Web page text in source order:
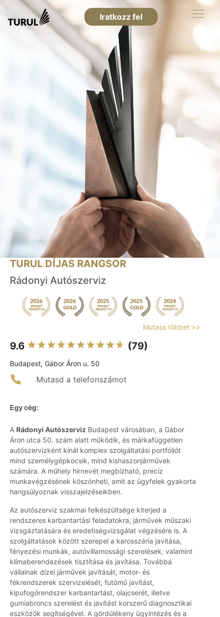
Iratkozz fel
TURUL DÍJAS RANGSOR
Rádonyi Autószerviz
Mutass többet >>
9.6 (79)
Budapest, Gábor Áron u. 50
Mutasd a telefonszámot
Egy cég:
A Rádonyi Autószerviz Budapest városában, a Gábor
Áron utca 50. szám alatt működik, és márkafüggetlen
autószervizként kínál komplex szolgáltatási portfóliót
mind személygépkocsik, mind kishaszonjárművek
számára. A műhely hírnevét megbízható, precíz
munkavégzésének köszönheti, amit az ügyfelek gyakorta
hangsúlyoznak visszajelzéseikben.
Az autószerviz szakmai felkészültsége kiterjed a
rendszeres karbantartási feladatokra, járművek műszaki
vizsgáztatására és eredetiségvizsgálat végzésére is. A
szolgáltatások között szerepel a karosszéria javítása,
fényezési munkák, autóvillamossági szerelések, valamint
klímaberendezések tisztítása és javítása. Továbbá
vállalnak dízel járművek javítását, motor- és
fékrendszerek szervizelését, futómű javítást,
kipufogórendszer karbantartást, olajcserét, illetve
gumiabroncs szerelést és javítást korszerű diagnosztikai
eszközök segítségével. A gördülékeny ügyintézés és a